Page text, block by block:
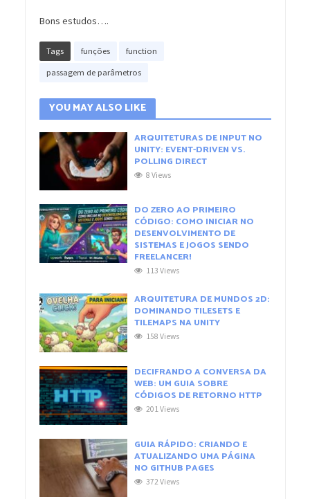
Bons estudos….
Tags funções function
passagem de parâmetros
YOU MAY ALSO LIKE
ARQUITETURAS DE INPUT NO
UNITY: EVENT-DRIVEN VS.
POLLING DIRECT
8 Views
DO ZERO AO PRIMEIRO
CÓDIGO: COMO INICIAR NO
DESENVOLVIMENTO DE
SISTEMAS E JOGOS SENDO
FREELANCER!
113 Views
ARQUITETURA DE MUNDOS 2D:
DOMINANDO TILESETS E
TILEMAPS NA UNITY
158 Views
DECIFRANDO A CONVERSA DA
WEB: UM GUIA SOBRE
CÓDIGOS DE RETORNO HTTP
201 Views
GUIA RÁPIDO: CRIANDO E
ATUALIZANDO UMA PÁGINA
NO GITHUB PAGES
372 Views